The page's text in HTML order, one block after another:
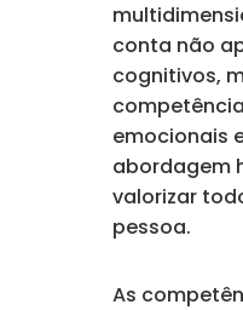
conta não
cognitivos,
emocionais
abordagem
valorizar
pessoa.
As